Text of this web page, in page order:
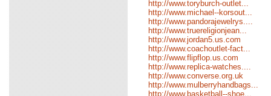
http://www.toryburch-outlet...
http://www.michael--korsout...
http://www.pandorajewelrys....
http://www.truereligionjean...
http://www.jordan5.us.com
http://www.coachoutlet-fact...
http://www.flipflop.us.com
http://www.replica-watches....
http://www.converse.org.uk
http://www.mulberryhandbags...
http://www.basketball--shoe...